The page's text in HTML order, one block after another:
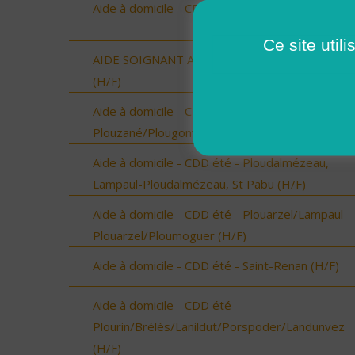
Aide à domicile - CDD ou CDI - St Renan (H/F)
AIDE SOIGNANT A DOMICILE SECTEUR
(H/F)
Aide à domicile - CDD été - Locmaria-
Plouzané/Plougonvelin/Le Conquet/Trébabu (H/
Aide à domicile - CDD été - Ploudalmézeau,
Lampaul-Ploudalmézeau, St Pabu (H/F)
Aide à domicile - CDD été - Plouarzel/Lampaul-
Plouarzel/Ploumoguer (H/F)
Aide à domicile - CDD été - Saint-Renan (H/F)
Aide à domicile - CDD été -
Plourin/Brélès/Lanildut/Porspoder/Landunvez
(H/F)
Ce site